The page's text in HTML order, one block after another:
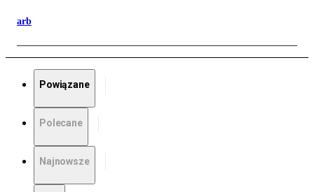
arb
Powiązane
Polecane
Najnowsze